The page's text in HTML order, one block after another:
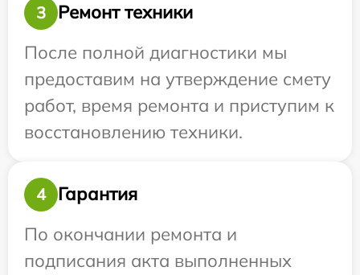
3
Ремонт техники
После полной диагностики мы
предоставим на утверждение смету
работ, время ремонта и приступим к
восстановлению техники.
4
Гарантия
По окончании ремонта и
подписания акта выполненных